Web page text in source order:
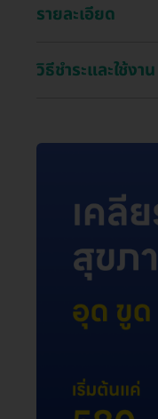
รายละเอียด
วิธีชำระและใช้งาน